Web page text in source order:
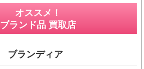
オススメ！
ブランド品 買取店
ブランディア